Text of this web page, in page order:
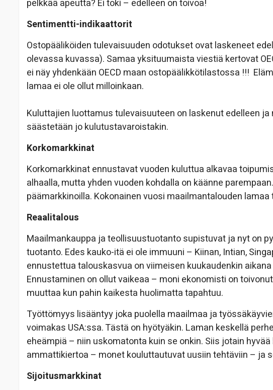
pelkkää apeutta? Ei toki – edelleen on toivoa!
Sentimentti-indikaattorit
Ostopääliköiden tulevaisuuden odotukset ovat laskeneet
olevassa kuvassa). Samaa yksituumaista viestiä kertovat
ei näy yhdenkään OECD maan ostopäälikkötilastossa !!!
lamaa ei ole ollut milloinkaan.
Kuluttajien luottamus tulevaisuuteen on laskenut edelleen
säästetään jo kulutustavaroistakin.
Korkomarkkinat
Korkomarkkinat ennustavat vuoden kuluttua alkavaa
alhaalla, mutta yhden vuoden kohdalla on käänne
päämarkkinoilla. Kokonainen vuosi maailmantalouden
Reaalitalous
Maailmankauppa ja teollisuustuotanto supistuvat ja nyt on
tuotanto. Edes kauko-itä ei ole immuuni – Kiinan, Intian,
ennustettua talouskasvua on viimeisen kuukaudenkin
Ennustaminen on ollut vaikeaa – moni ekonomisti on
muuttaa kun pahin kaikesta huolimatta tapahtuu.
Työttömyys lisääntyy joka puolella maailmaa ja
voimakas USA:ssa. Tästä on hyötyäkin. Laman keskellä
eheämpiä – niin uskomatonta kuin se onkin. Siis jotain
ammattikiertoa – monet kouluttautuvat uusiin tehtäviin – ja
Sijoitusmarkkinat